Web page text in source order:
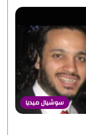
سوشيال ميديا